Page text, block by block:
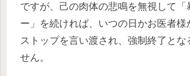
ですが、己の肉体の悲鳴を無視して「
ー」を続ければ、いつの日かお医者様
ストップを言い渡され、強制終了とな
せん。